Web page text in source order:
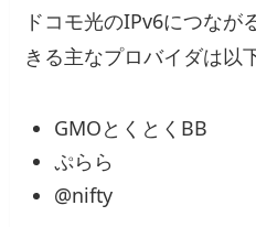
ドコモ光のIPv6につなが
きる主なプロバイダは以
GMOとくとくBB
ぷらら
@nifty